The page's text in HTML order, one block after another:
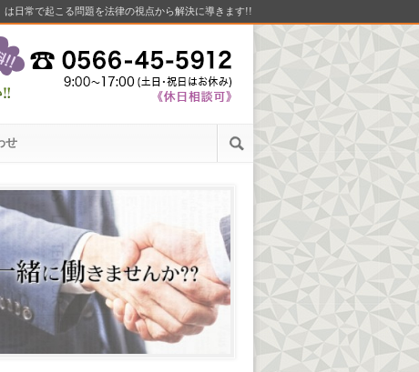
は日常で起こる問題を法律の視点から解決に導きます!!
せ